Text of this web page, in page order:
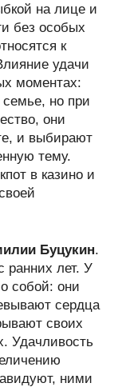
на лице и
без особых
к
удачи
моментах:
но при
они
и выбирают
тему.
в казино и
Буцукин.
ранних лет. У
собой: они
сердца
своих
Удачливость
ними